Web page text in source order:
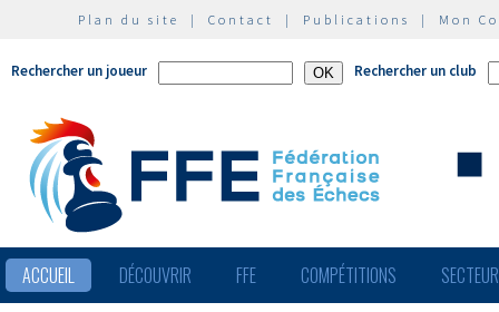
Plan du site | Contact | Publications | Mon
Rechercher un joueur Rechercher un club
ACCUEIL DÉCOUVRIR FFE COMPÉTITIONS